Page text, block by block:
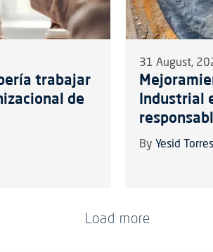
trabajar
de
31 August,
Industrial
By Yesid Torres
Load more